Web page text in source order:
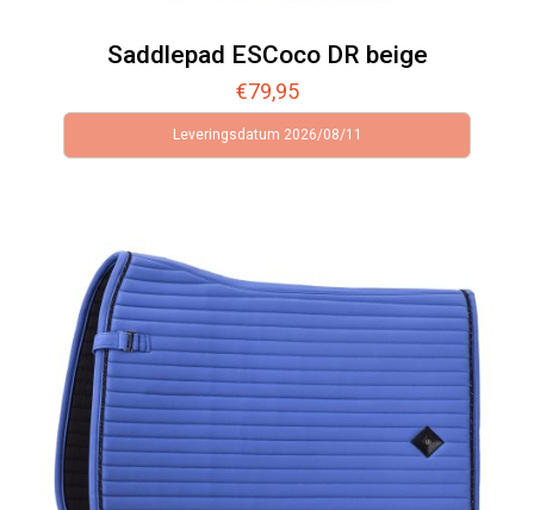
Saddlepad ESCoco DR beige
€79,95
Leveringsdatum 2026/08/11